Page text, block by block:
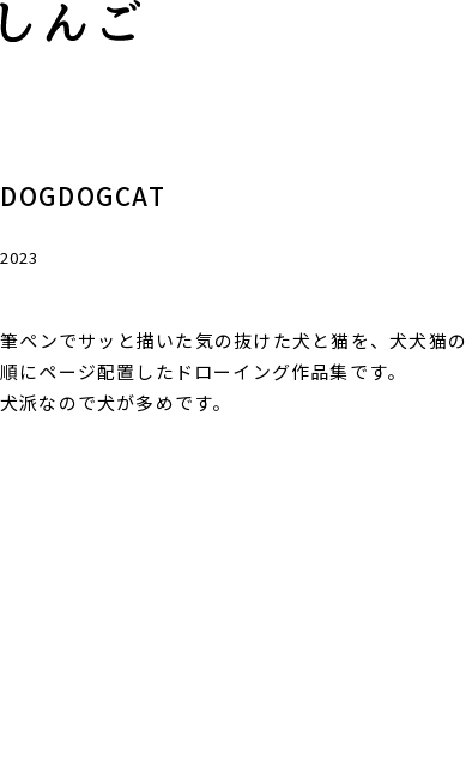
DOGDOGCAT
2023
筆ペンでサッと描いた気の抜けた犬と猫を、犬犬猫の
順にページ配置したドローイング作品集です。
犬派なので犬が多めです。